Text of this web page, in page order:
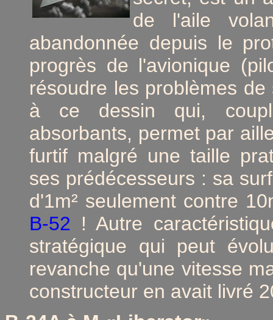
de l'aile
abandonnée depuis le
progrès de l'avionique
résoudre les problèmes
à ce dessin qui,
absorbants, permet par
furtif malgré une taille
ses prédécesseurs : sa
d'1m² seulement contre
B-52 ! Autre
stratégique qui peut
revanche qu'une vitesse
constructeur en avait livré